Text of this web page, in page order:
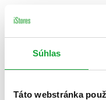
Súhlas
Táto webstránka